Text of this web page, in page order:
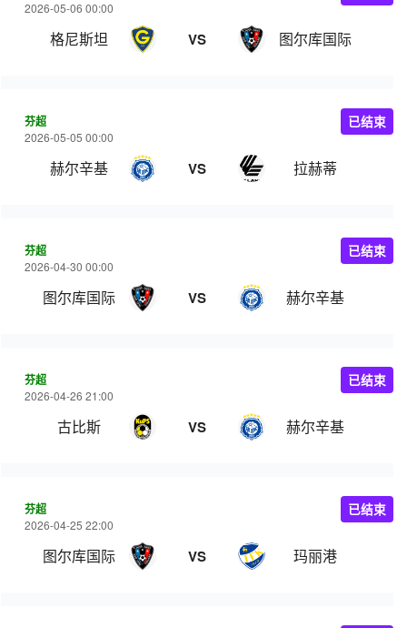
2026-05-06 00:00
格尼斯坦 VS 图尔库国际
芬超
2026-05-05 00:00
赫尔辛基 VS 拉赫蒂
已结束
芬超
2026-04-30 00:00
图尔库国际 VS 赫尔辛基
已结束
芬超
2026-04-26 21:00
古比斯 VS 赫尔辛基
已结束
芬超
2026-04-25 22:00
图尔库国际 VS 玛丽港
已结束